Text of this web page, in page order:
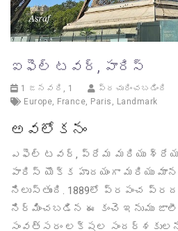
ఐఫెల్ టవర్, పారిస్
1 జనవరి, 1
ప్రచురించబడింది
Europe, France, Paris , Landmark
అవలోకనం
ఎఫెల్ టవర్, ప్రేమ మరియు
పారిస్ యొక్క హృదయంగా మరియు
నిలుస్తుంది. 1889లో ప్రపంచ
నిర్మించబడిన ఈ కంచె ఇనుము
సంవత్సరం లక్షల